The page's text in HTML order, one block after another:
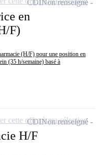
en
F)
(H/F) pour une position en
(35 h/semaine) basé à
CDINon renseigné
H/F
CDINon renseigné
cette offre à ma sélection